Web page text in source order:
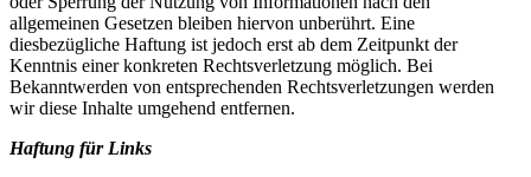
allgemeinen Gesetzen bleiben hiervon unberührt. Eine
diesbezügliche Haftung ist jedoch erst ab dem Zeitpunkt der
Kenntnis einer konkreten Rechtsverletzung möglich. Bei
Bekanntwerden von entsprechenden Rechtsverletzungen werden
wir diese Inhalte umgehend entfernen.
Haftung für Links